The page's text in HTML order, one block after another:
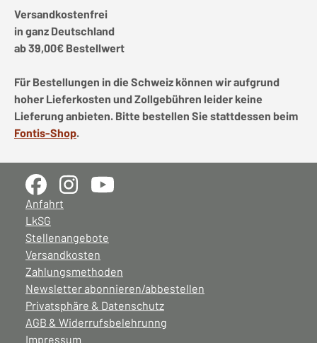
Versandkostenfrei
in ganz Deutschland
ab 39,00€ Bestellwert
Für Bestellungen in die Schweiz können wir aufgrund
hoher Lieferkosten und Zollgebühren leider keine
Lieferung anbieten. Bitte bestellen Sie stattdessen beim
Fontis-Shop.
Anfahrt
LkSG
Stellenangebote
Versandkosten
Zahlungsmethoden
Newsletter abonnieren/abbestellen
Privatsphäre & Datenschutz
AGB & Widerrufsbelehrunng
Impressum